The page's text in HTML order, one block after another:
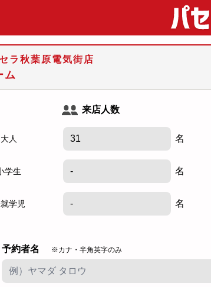
ラ秋葉原電気街店
ム
来店人数
大人 名
学生 名
学児 名
予約者名 ※カナ・半角英字のみ